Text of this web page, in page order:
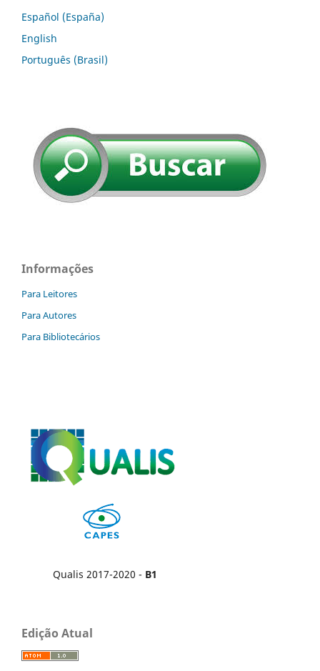
Español (España)
English
Português (Brasil)
Informações
Para Leitores
Para Autores
Para Bibliotecários
Qualis 2017-2020 - B1
Edição Atual